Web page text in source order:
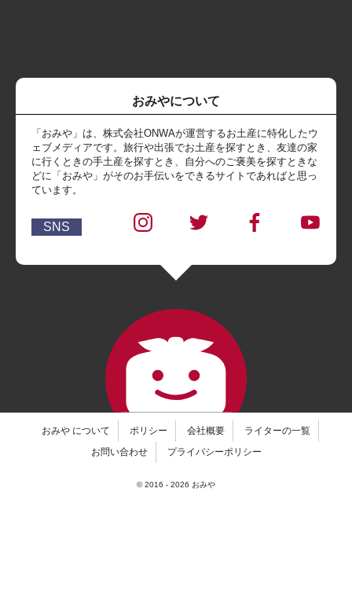
おみやについて
「おみや」は、株式会社ONWAが運営するお土産に特化したウ
ェブメディアです。旅行や出張でお土産を探すとき、友達の家
に行くときの手土産を探すとき、自分へのご褒美を探すときな
どに「おみや」がそのお手伝いをできるサイトであればと思っ
ています。
SNS
おみや について ポリシー 会社概要
ライターの一覧
お問い合わせ
プライバシーポリシー
© 2016 - 2026 おみや